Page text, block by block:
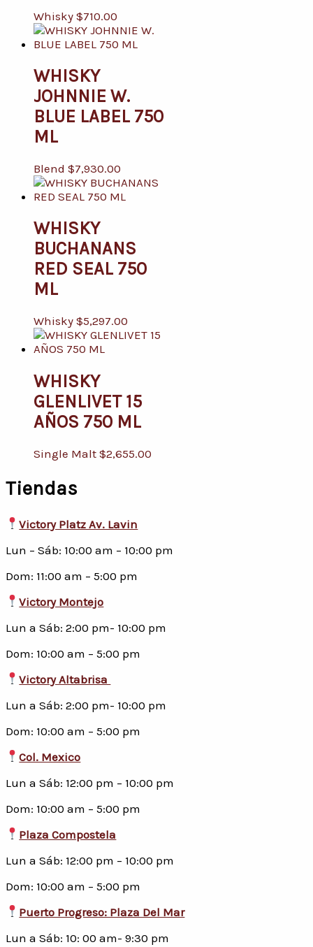
Whisky $710.00
WHISKY
JOHNNIE W.
BLUE LABEL 750
ML
Blend $7,930.00
WHISKY
BUCHANANS
RED SEAL 750
ML
Whisky $5,297.00
WHISKY
GLENLIVET 15
AÑOS 750 ML
Single Malt $2,655.00
Tiendas
Victory Platz Av. Lavin
Lun – Sáb: 10:00 am – 10:00 pm
Dom: 11:00 am – 5:00 pm
Victory Montejo
Lun a Sáb: 2:00 pm- 10:00 pm
Dom: 10:00 am – 5:00 pm
Victory Altabrisa
Lun a Sáb: 2:00 pm- 10:00 pm
Dom: 10:00 am – 5:00 pm
Col. Mexico
Lun a Sáb: 12:00 pm – 10:00 pm
Dom: 10:00 am – 5:00 pm
Plaza Compostela
Lun a Sáb: 12:00 pm – 10:00 pm
Dom: 10:00 am – 5:00 pm
Puerto Progreso: Plaza Del Mar
Lun a Sáb: 10: 00 am- 9:30 pm